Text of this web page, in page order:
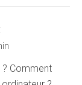
? Comment